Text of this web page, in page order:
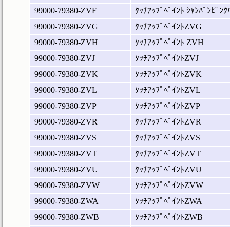
99000-79380-ZVF
ﾀｯﾁｱｯﾌﾟﾍﾟｲﾝﾄ ｼｬﾝﾊﾟﾝﾋﾟﾝｸ
99000-79380-ZVG
ﾀｯﾁｱｯﾌﾟﾍﾟｲﾝﾄZVG
99000-79380-ZVH
ﾀｯﾁｱｯﾌﾟﾍﾟｲﾝﾄ ZVH
99000-79380-ZVJ
ﾀｯﾁｱｯﾌﾟﾍﾟｲﾝﾄZVJ
99000-79380-ZVK
ﾀｯﾁｱｯﾌﾟﾍﾟｲﾝﾄZVK
99000-79380-ZVL
ﾀｯﾁｱｯﾌﾟﾍﾟｲﾝﾄZVL
99000-79380-ZVP
ﾀｯﾁｱｯﾌﾟﾍﾟｲﾝﾄZVP
99000-79380-ZVR
ﾀｯﾁｱｯﾌﾟﾍﾟｲﾝﾄZVR
99000-79380-ZVS
ﾀｯﾁｱｯﾌﾟﾍﾟｲﾝﾄZVS
99000-79380-ZVT
ﾀｯﾁｱｯﾌﾟﾍﾟｲﾝﾄZVT
99000-79380-ZVU
ﾀｯﾁｱｯﾌﾟﾍﾟｲﾝﾄZVU
99000-79380-ZVW
ﾀｯﾁｱｯﾌﾟﾍﾟｲﾝﾄZVW
99000-79380-ZWA
ﾀｯﾁｱｯﾌﾟﾍﾟｲﾝﾄZWA
99000-79380-ZWB
ﾀｯﾁｱｯﾌﾟﾍﾟｲﾝﾄZWB